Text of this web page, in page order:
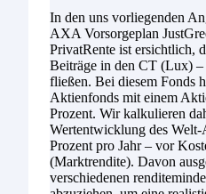
In den uns vorliegenden
AXA Vorsorgeplan
PrivatRente ist ersichtlich,
Beiträge in den CT (Lux)
fließen. Bei diesem Fonds
Aktienfonds mit einem
Prozent. Wir kalkulieren
Wertentwicklung des
Prozent pro Jahr – vor
(Marktrendite). Davon
verschiedenen